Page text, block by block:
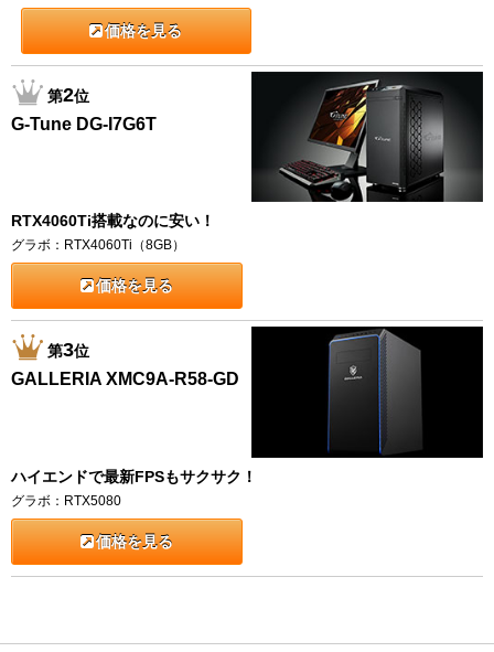
価格を見る
第2位
G-Tune DG-I7G6T
RTX4060Ti搭載なのに安い！
グラボ：RTX4060Ti（8GB）
価格を見る
第3位
GALLERIA XMC9A-R58-GD
ハイエンドで最新FPSもサクサク！
グラボ：RTX5080
価格を見る